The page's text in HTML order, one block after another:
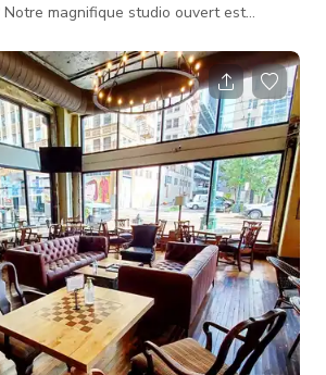
Notre magnifique studio ouvert est
pour des locations rcurrentes. Le
cours de yoga, les cours de danse, le
sances de fitness, la mditation, les bains
de bien-tre, les rptitions de